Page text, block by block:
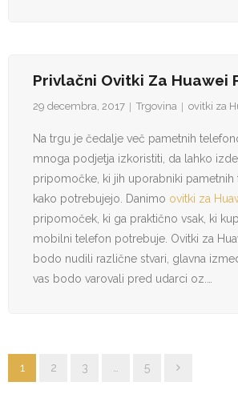
Privlačni Ovitki Za Huawei
29 decembra, 2017 Trgovina ovitki za
Na trgu je čedalje več pametnih
mnoga podjetja izkoristiti, da lahko
pripomočke, ki jih uporabniki pametnih
kako potrebujejo. Danimo ovitki za
pripomoček, ki ga praktično vsak, ki
mobilni telefon potrebuje. Ovitki za
bodo nudili različne stvari, glavna
vas bodo varovali pred udarci oz.…
1 2 3 5